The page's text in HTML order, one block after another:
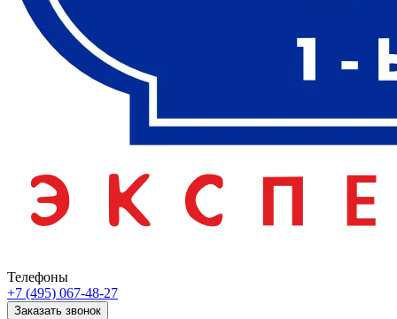
Телефоны
+7 (495) 067-48-27
Заказать звонок